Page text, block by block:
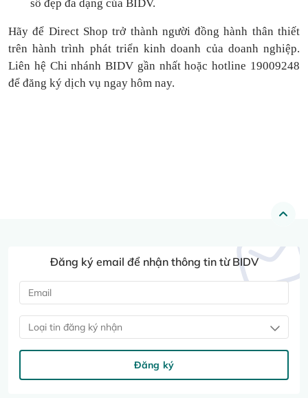
số đẹp đa dạng của BIDV.
Hãy để Direct Shop trở thành người đồng hành thân thiết
trên hành trình phát triển kinh doanh của doanh nghiệp.
Liên hệ Chi nhánh BIDV gần nhất hoặc hotline 19009248
để đăng ký dịch vụ ngay hôm nay.
Đăng ký email để nhận thông tin từ BIDV
Loại tin đăng ký nhận
Đăng ký